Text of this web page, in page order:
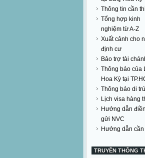
Thông tin cần
Tổng hợp kinh
nghiệm từ A-Z
Xuất cảnh cho
định cư
Bảo trợ tài
Thông báo của
Hoa Kỳ tại
Thông báo di trú
Lịch visa hàng
Hướng dẫn
gửi NVC
Hướng dẫn cần
TRUYỀN THÔNG